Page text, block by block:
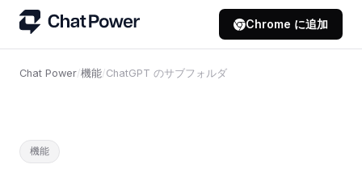
Chrome に追加
Chat Power/機能/ChatGPT のサブフォルダ
機能